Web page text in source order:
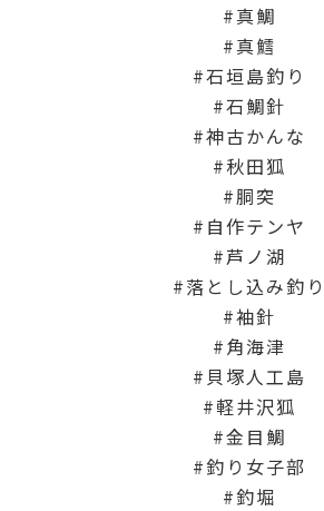
真鯛
真鱈
石垣島釣り
石鯛針
神古かんな
秋田狐
胴突
自作テンヤ
芦ノ湖
落とし込み釣り
袖針
角海津
貝塚人工島
軽井沢狐
金目鯛
釣り女子部
釣堀